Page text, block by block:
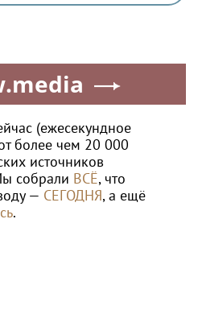
(ежесекундное
более чем 20 000
источников
собрали ВСЁ, что
— СЕГОДНЯ, а ещё
.